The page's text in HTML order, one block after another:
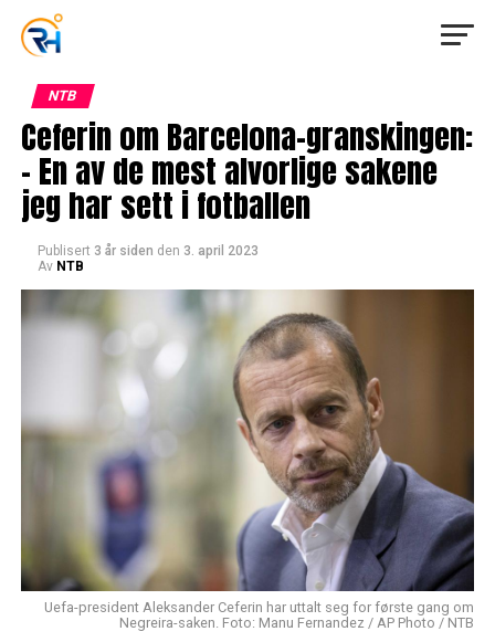
NTB
Ceferin om Barcelona-granskingen:
– En av de mest alvorlige sakene
jeg har sett i fotballen
Publisert 3 år siden den 3. april 2023
Av NTB
Uefa-president Aleksander Ceferin har uttalt seg for første gang om
Negreira-saken. Foto: Manu Fernandez / AP Photo / NTB